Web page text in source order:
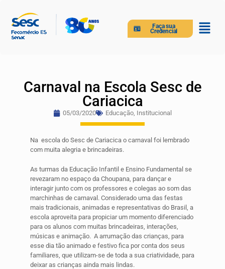
Faça sua
Credencial
Carnaval na Escola Sesc de
Cariacica
05/03/2020 Educação, Institucional
Na escola do Sesc de Cariacica o carnaval foi lembrado
com muita alegria e brincadeiras.
As turmas da Educação Infantil e Ensino Fundamental se
revezaram no espaço da Choupana, para dançar e
interagir junto com os professores e colegas ao som das
marchinhas de carnaval. Considerado uma das festas
mais tradicionais, animadas e representativas do Brasil, a
escola aproveita para propiciar um momento diferenciado
para os alunos com muitas brincadeiras, interações,
músicas e animação. A arrumação das crianças, para
esse dia tão animado e festivo fica por conta dos seus
familiares, que utilizam-se de toda a sua criatividade, para
deixar as crianças ainda mais lindas.